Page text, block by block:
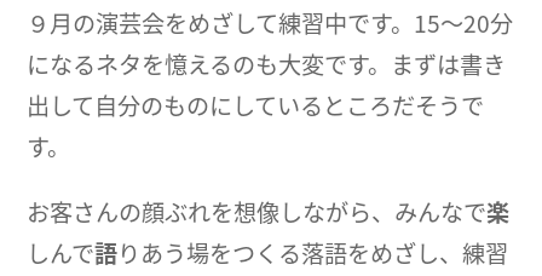
９月の演芸会をめざして練習中です。15～20分
になるネタを憶えるのも大変です。まずは書き
出して自分のものにしているところだそうで
す。
お客さんの顔ぶれを想像しながら、みんなで楽
しんで語りあう場をつくる落語をめざし、練習